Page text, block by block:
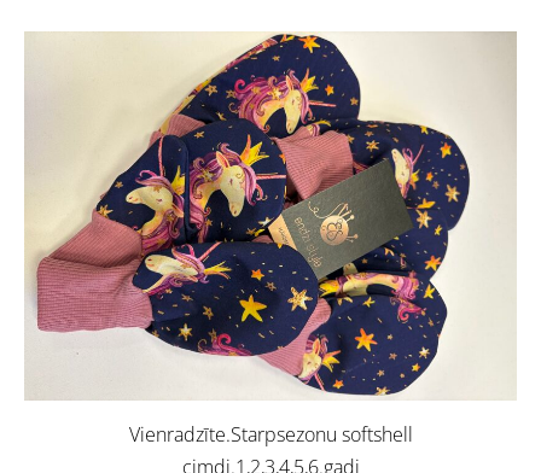
Vienradzīte.Starpsezonu softshell
cimdi.1,2,3,4,5,6.gadi